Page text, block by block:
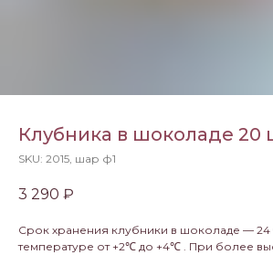
Клубника в шоколаде 20
SKU: 2015, шар ф1
3 290 ₽
Срок хранения клубники в шоколаде — 24
температуре от +2℃ до +4℃ . При более